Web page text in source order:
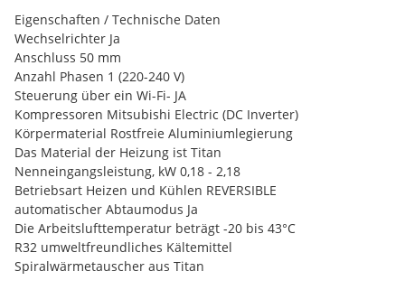
Eigenschaften / Technische Daten
Wechselrichter Ja
Anschluss 50 mm
Anzahl Phasen 1 (220-240 V)
Steuerung über ein Wi-Fi- JA
Kompressoren Mitsubishi Electric (DC Inverter)
Körpermaterial Rostfreie Aluminiumlegierung
Das Material der Heizung ist Titan
Nenneingangsleistung, kW 0,18 - 2,18
Betriebsart Heizen und Kühlen REVERSIBLE
automatischer Abtaumodus Ja
Die Arbeitslufttemperatur beträgt -20 bis 43°C
R32 umweltfreundliches Kältemittel
Spiralwärmetauscher aus Titan